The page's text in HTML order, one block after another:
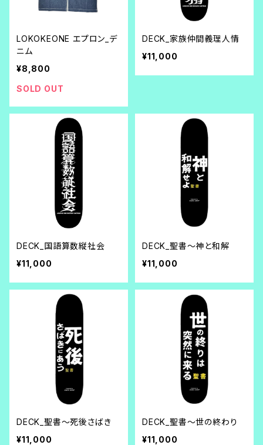
LOKOKEONE エプロン_デ
ニム
¥8,800
SOLD OUT
DECK_家族仲間義理人情
¥11,000
DECK_国語算数縦社会
¥11,000
DECK_聖書～神と和解
¥11,000
DECK_聖書～死後さばき
¥11,000
DECK_聖書～世の終わり
¥11,000